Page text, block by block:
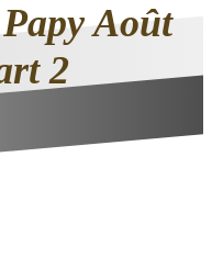
Août
2